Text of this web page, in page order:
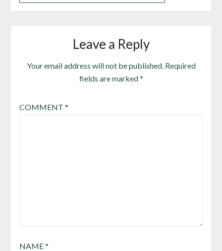
Leave a Reply
Your email address will not be published. Required
fields are marked*
COMMENT *
NAME*